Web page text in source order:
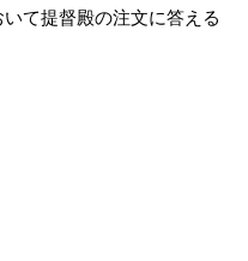
て提督殿の注文に答える